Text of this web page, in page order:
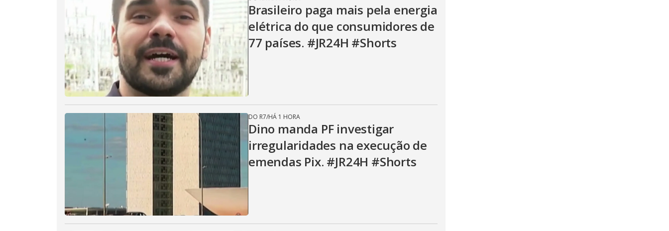
i
d
e
o
Brasileiro paga mais pela energia
elétrica do que consumidores de
77 países. #JR24H #Shorts
DO R7/HÁ 1 HORA
Dino manda PF investigar
irregularidades na execução de
emendas Pix. #JR24H #Shorts